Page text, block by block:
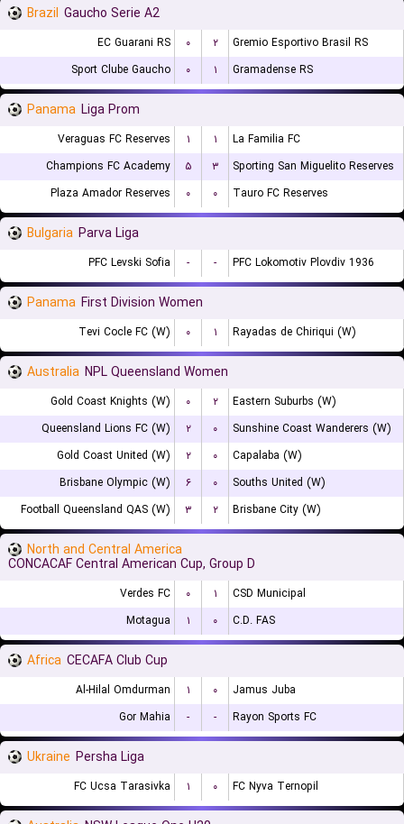
Brazil Gaucho Serie A2
EC Guarani RS ۰ ۲
Gremio Esportivo Brasil RS
Sport Clube Gaucho
۰ ۱ Gramadense RS
Panama Liga Prom
Veraguas FC Reserves ۱ ۱
La Familia FC
Champions FC Academy
۵ ۳
Sporting San Miguelito Reserves
Plaza Amador Reserves
۰ ۰ Tauro FC Reserves
Bulgaria Parva Liga
PFC Levski Sofia - - PFC Lokomotiv Plovdiv 1936
Panama First Division Women
Tevi Cocle FC (W) ۰ ۱ Rayadas de Chiriqui (W)
Australia NPL Queensland Women
Gold Coast Knights (W) ۰ ۲
Eastern Suburbs (W)
Queensland Lions FC (W)
۲ ۰
Sunshine Coast Wanderers (W)
Gold Coast United (W)
۲ ۰
Capalaba (W)
Brisbane Olympic (W)
۶ ۰
Souths United (W)
Football Queensland QAS (W)
۳ ۲ Brisbane City (W)
North and Central America
CONCACAF Central American Cup, Group D
Verdes FC ۰ ۱
CSD Municipal
Motagua
۱ ۰ C.D. FAS
Africa CECAFA Club Cup
Al-Hilal Omdurman ۱ ۰
Jamus Juba
Gor Mahia
- - Rayon Sports FC
Ukraine Persha Liga
FC Ucsa Tarasivka ۱ ۰ FC Nyva Ternopil